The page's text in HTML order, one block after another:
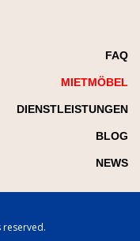
FAQ
MIETMÖBEL
DIENSTLEISTUNGEN
BLOG
NEWS
reserved.